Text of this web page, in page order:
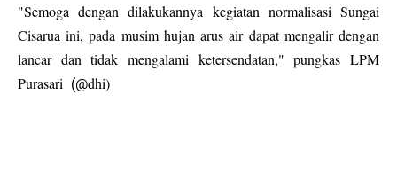
"Semoga dengan dilakukannya kegiatan normalisasi Sungai
Cisarua ini, pada musim hujan arus air dapat mengalir dengan
lancar dan tidak mengalami ketersendatan," pungkas LPM
Purasari (@dhi)